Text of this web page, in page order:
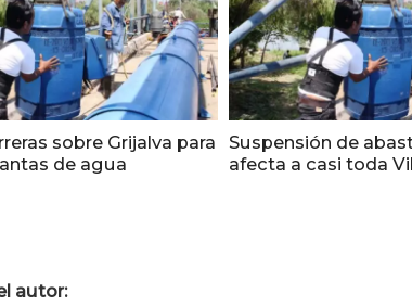
sobre Grijalva para
de agua
Suspensión de
afecta a casi toda
autor: